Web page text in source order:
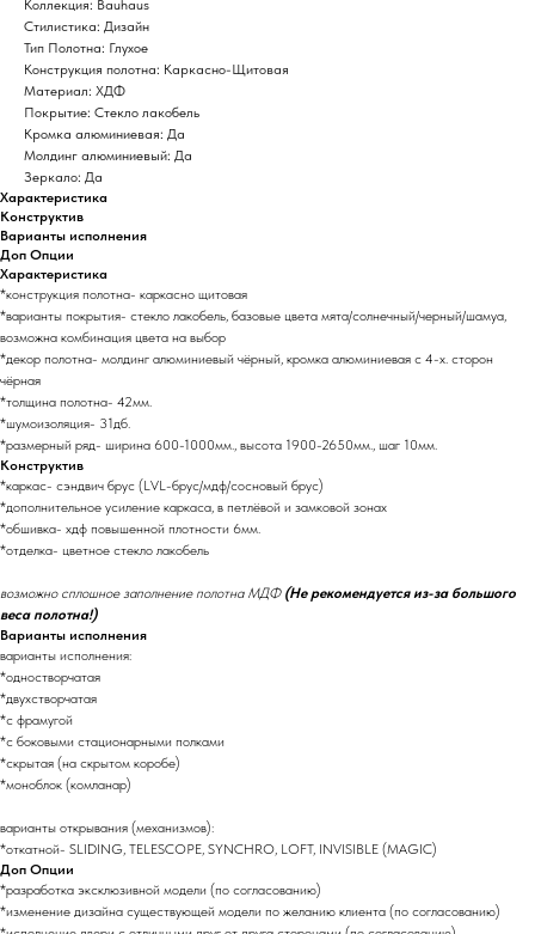
Коллекция: Bauhaus
Стилистика: Дизайн
Тип Полотна: Глухое
Конструкция полотна: Каркасно-Щитовая
Материал: ХДФ
Покрытие: Стекло лакобель
Кромка алюминиевая: Да
Молдинг алюминиевый: Да
Зеркало: Да
Характеристика
Конструктив
Варианты исполнения
Доп Опции
Характеристика
*конструкция полотна- каркасно щитовая
*варианты покрытия- стекло лакобель, базовые цвета мята/солнечный/черный/шамуа,
возможна комбинация цвета на выбор
*декор полотна- молдинг алюминиевый чёрный, кромка алюминиевая с 4-х. сторон
чёрная
*толщина полотна- 42мм.
*шумоизоляция- 31дб.
*размерный ряд- ширина 600-1000мм., высота 1900-2650мм., шаг 10мм.
Конструктив
*каркас- сэндвич брус (LVL-брус/мдф/сосновый брус)
*дополнительное усиление каркаса, в петлёвой и замковой зонах
*обшивка- хдф повышенной плотности 6мм.
*отделка- цветное стекло лакобель
возможно сплошное заполнение полотна МДФ (Не рекомендуется из-за большого
веса полотна!)
Варианты исполнения
варианты исполнения:
*одностворчатая
*двухстворчатая
*с фрамугой
*с боковыми стационарными полками
*скрытая (на скрытом коробе)
*моноблок (комланар)
варианты открывания (механизмов):
*откатной- SLIDING, TELESCOPE, SYNCHRO, LOFT, INVISIBLE (MAGIC)
Доп Опции
*разработка эксклюзивной модели (по согласованию)
*изменение дизайна существующей модели по желанию клиента (по согласованию)